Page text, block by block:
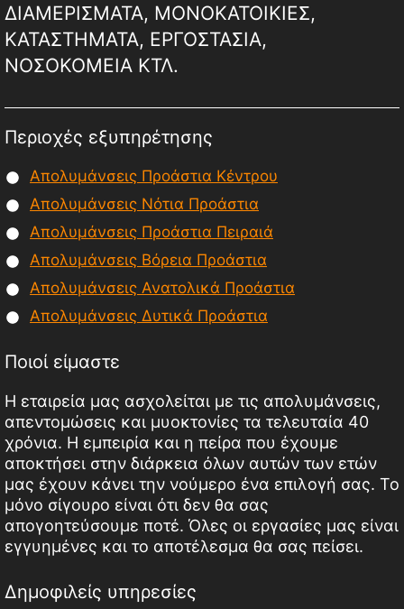
ΔΙΑΜΕΡΙΣΜΑΤΑ, ΜΟΝΟΚΑΤΟΙΚΙΕΣ,
ΚΑΤΑΣΤΗΜΑΤΑ, ΕΡΓΟΣΤΑΣΙΑ,
ΝΟΣΟΚΟΜΕΙΑ ΚΤΛ.
Περιοχές εξυπηρέτησης
Απολυμάνσεις Προάστια Κέντρου
Απολυμάνσεις Νότια Προάστια
Απολυμάνσεις Προάστια Πειραιά
Απολυμάνσεις Βόρεια Προάστια
Απολυμάνσεις Ανατολικά Προάστια
Απολυμάνσεις Δυτικά Προάστια
Ποιοί είμαστε
Η εταιρεία μας ασχολείται με τις απολυμάνσεις,
απεντομώσεις και μυοκτονίες τα τελευταία 40
χρόνια. Η εμπειρία και η πείρα που έχουμε
αποκτήσει στην διάρκεια όλων αυτών των ετών
μας έχουν κάνει την νούμερο ένα επιλογή σας. Το
μόνο σίγουρο είναι ότι δεν θα σας
απογοητεύσουμε ποτέ. Όλες οι εργασίες μας είναι
εγγυημένες και το αποτέλεσμα θα σας πείσει.
Δημοφιλείς υπηρεσίες